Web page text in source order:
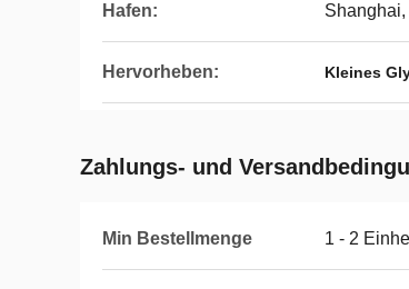
Hafen:
Hervorheben: Kleines
Zahlungs- und
Min Bestellmenge 1 - 2